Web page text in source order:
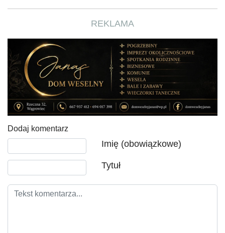
REKLAMA
Dodaj komentarz
Imię (obowiązkowe)
Tytuł
Tekst komentarza